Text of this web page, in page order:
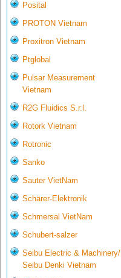
Posital
PROTON Vietnam
Proxitron Vietnam
Ptglobal
Pulsar Measurement
Vietnam
R2G Fluidics S.r.l.
Rotork Vietnam
Rotronic
Sanko
Sauter VietNam
Schärer-Elektronik
Schmersal VietNam
Schubert-salzer
Seibu Electric & Machinery/
Seibu Denki Vietnam